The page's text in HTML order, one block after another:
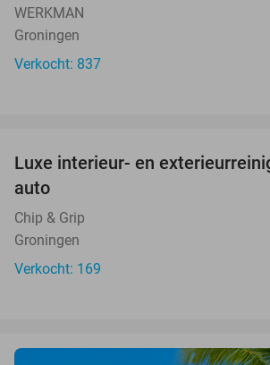
WERKMAN
Groningen
Verkocht: 837
Luxe interieur- en
auto
Chip & Grip
Groningen
Verkocht: 169